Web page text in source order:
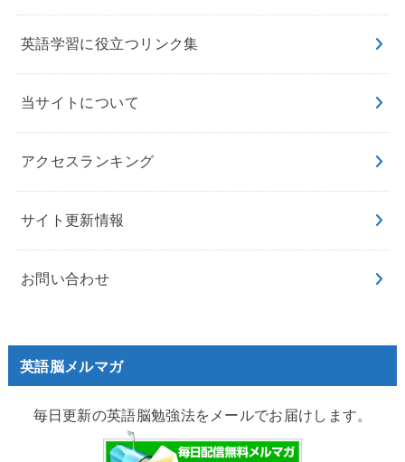
英語学習に役立つリンク集
当サイトについて
アクセスランキング
サイト更新情報
お問い合わせ
英語脳メルマガ
毎日更新の英語脳勉強法をメールでお届けします。